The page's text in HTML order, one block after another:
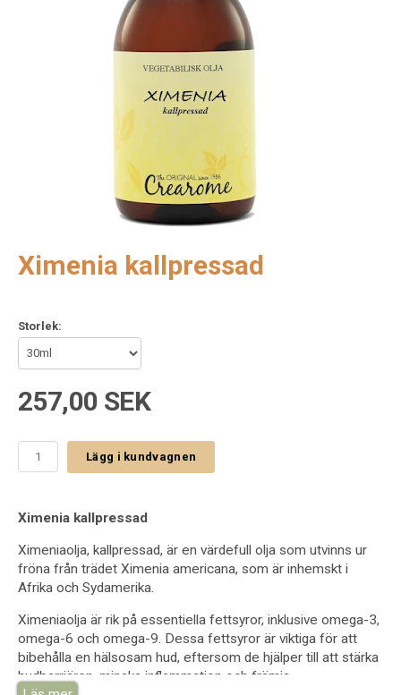
Ximenia kallpressad
Storlek:
257,00 SEK
Lägg i kundvagnen
Ximenia kallpressad
Ximeniaolja, kallpressad, är en värdefull olja som utvinns ur
fröna från trädet Ximenia americana, som är inhemskt i
Afrika och Sydamerika.
Ximeniaolja är rik på essentiella fettsyror, inklusive omega-3,
omega-6 och omega-9. Dessa fettsyror är viktiga för att
bibehålla en hälsosam hud, eftersom de hjälper till att stärka
hudbarriären, minska inflammation och främja